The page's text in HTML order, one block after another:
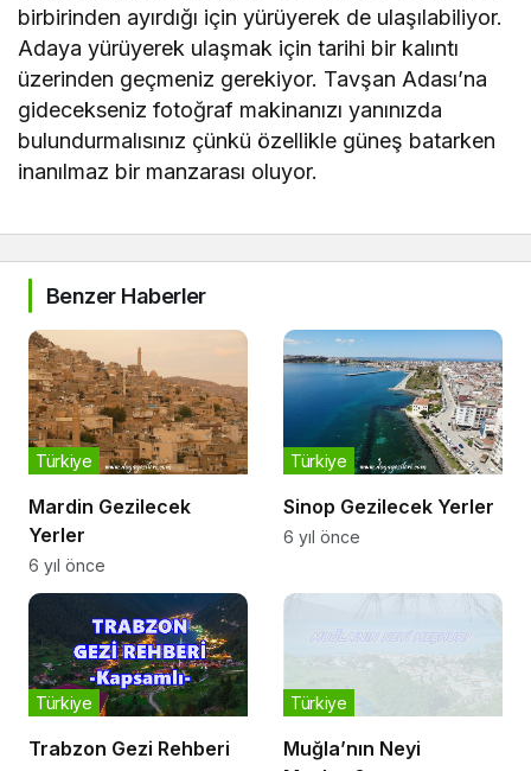
birbirinden ayırdığı için yürüyerek de ulaşılabiliyor.
Adaya yürüyerek ulaşmak için tarihi bir kalıntı
üzerinden geçmeniz gerekiyor. Tavşan Adası’na
gidecekseniz fotoğraf makinanızı yanınızda
bulundurmalısınız çünkü özellikle güneş batarken
inanılmaz bir manzarası oluyor.
Benzer Haberler
Mardin Gezilecek
Yerler
Türkiye
6 yıl önce
Sinop Gezilecek Yerler
Türkiye
6 yıl önce
Trabzon Gezi Rehberi
Türkiye
Muğla’nın Neyi
Türkiye